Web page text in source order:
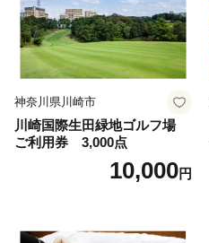
神奈川県川崎市
川崎国際生田緑地ゴルフ場
ご利用券 3,000点
10,000円